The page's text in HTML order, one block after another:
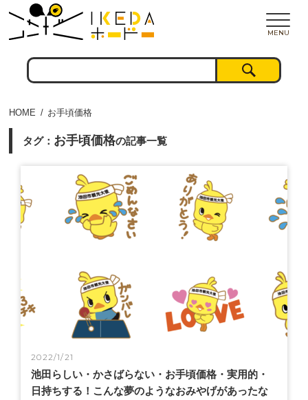
MENU
HOME お手頃価格
タグ： お手頃価格の記事一覧
2022/1/21
池田らしい・かさばらない・お手頃価格・実用的・
日持ちする！こんな夢のようなおみやげがあったな